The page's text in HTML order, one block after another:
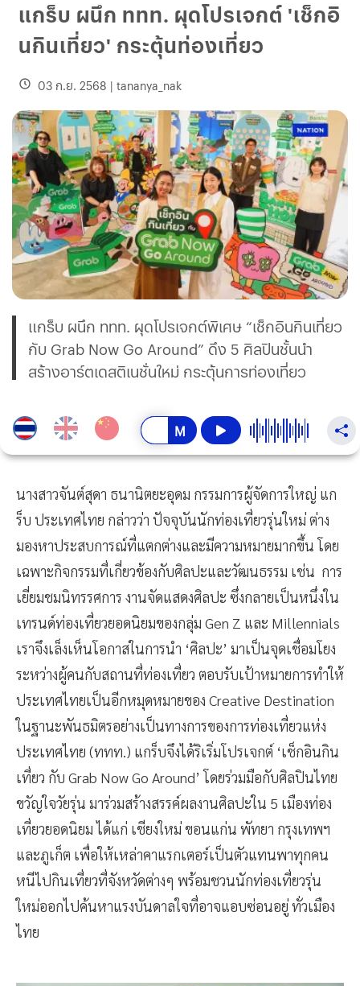
แกร็บ ผนึก ททท. ผุดโปรเจกต์ 'เช็กอิ
นกินเที่ยว' กระตุ้นท่องเที่ยว
03 ก.ย. 2568 | tananya_nak
แกร็บ ผนึก ททท. ผุดโปรเจกต์พิเศษ “เช็กอินกินเที่ยว
กับ Grab Now Go Around” ดึง 5 ศิลปินชั้นนำ
สร้างอาร์ตเดสติเนชั่นใหม่ กระตุ้นการท่องเที่ยว
นางสาวจันต์สุดา ธนานิตยะอุดม กรรมการผู้จัดการใหญ่ แก
ร็บ ประเทศไทย กล่าวว่า ปัจจุบันนักท่องเที่ยวรุ่นใหม่ ต่าง
มองหาประสบการณ์ที่แตกต่างและมีความหมายมากขึ้น โดย
เฉพาะกิจกรรมที่เกี่ยวข้องกับศิลปะและวัฒนธรรม เช่น การ
เยี่ยมชมนิทรรศการ งานจัดแสดงศิลปะ ซึ่งกลายเป็นหนึ่งใน
เทรนด์ท่องเที่ยวยอดนิยมของกลุ่ม Gen Z และ Millennials
เราจึงเล็งเห็นโอกาสในการนำ ‘ศิลปะ’ มาเป็นจุดเชื่อมโยง
ระหว่างผู้คนกับสถานที่ท่องเที่ยว ตอบรับเป้าหมายการทำให้
ประเทศไทยเป็นอีกหมุดหมายของ Creative Destination
ในฐานะพันธมิตรอย่างเป็นทางการของการท่องเที่ยวแห่ง
ประเทศไทย (ททท.) แกร็บจึงได้ริเริ่มโปรเจกต์ ‘เช็กอินกิน
เที่ยว กับ Grab Now Go Around’ โดยร่วมมือกับศิลปินไทย
ขวัญใจวัยรุ่น มาร่วมสร้างสรรค์ผลงานศิลปะใน 5 เมืองท่อง
เที่ยวยอดนิยม ได้แก่ เชียงใหม่ ขอนแก่น พัทยา กรุงเทพฯ
และภูเก็ต เพื่อให้เหล่าคาแรกเตอร์เป็นตัวแทนพาทุกคน
หนีไปกินเที่ยวที่จังหวัดต่างๆ พร้อมชวนนักท่องเที่ยวรุ่น
ใหม่ออกไปค้นหาแรงบันดาลใจที่อาจแอบซ่อนอยู่ ทั่วเมือง
ไทย